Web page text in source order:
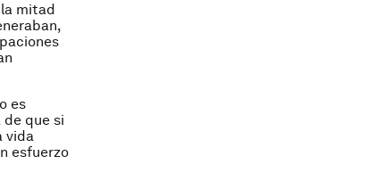
mitad
es
que si
vida
esfuerzo